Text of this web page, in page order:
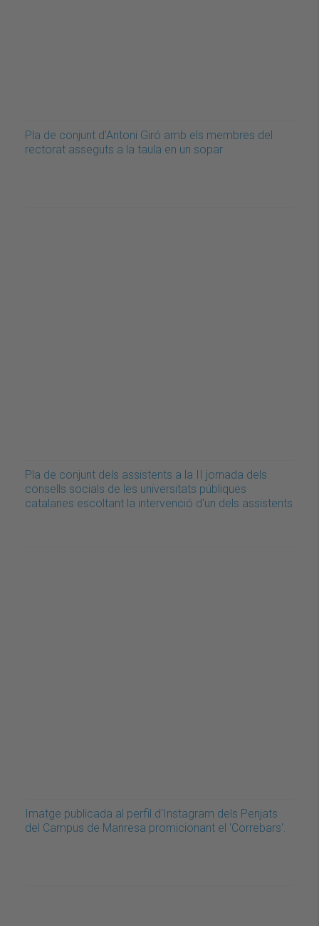
Pla de conjunt d'Antoni Giró amb els membres del
rectorat asseguts a la taula en un sopar
Pla de conjunt dels assistents a la II jornada dels
consells socials de les universitats públiques
catalanes escoltant la intervenció d'un dels assistents
Imatge publicada al perfil d'Instagram dels Penjats
del Campus de Manresa promicionant el 'Correbars'.